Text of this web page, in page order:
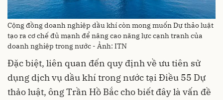
Cộng đồng doanh nghiệp dầu khí còn mong muốn Dự thảo luật
tạo ra cơ chế đủ mạnh để nâng cao năng lực cạnh tranh của
doanh nghiệp trong nước - Ảnh: ITN
Đặc biệt, liên quan đến quy định về ưu tiên sử
dụng dịch vụ dầu khí trong nước tại Điều 55 Dự
thảo luật, ông Trần Hồ Bắc cho biết đây là vấn đề